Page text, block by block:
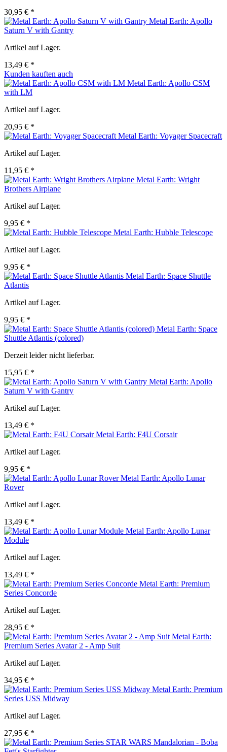
30,95 € *
Metal Earth: Apollo
Saturn V with Gantry
Artikel auf Lager.
13,49 € *
Kunden kauften auch
Metal Earth: Apollo CSM
with LM
Artikel auf Lager.
20,95 € *
Metal Earth: Voyager Spacecraft
Artikel auf Lager.
11,95 € *
Metal Earth: Wright
Brothers Airplane
Artikel auf Lager.
9,95 € *
Metal Earth: Hubble Telescope
Artikel auf Lager.
9,95 € *
Metal Earth: Space Shuttle
Atlantis
Artikel auf Lager.
9,95 € *
Metal Earth: Space
Shuttle Atlantis (colored)
Derzeit leider nicht lieferbar.
15,95 € *
Metal Earth: Apollo
Saturn V with Gantry
Artikel auf Lager.
13,49 € *
Metal Earth: F4U Corsair
Artikel auf Lager.
9,95 € *
Metal Earth: Apollo Lunar
Rover
Artikel auf Lager.
13,49 € *
Metal Earth: Apollo Lunar
Module
Artikel auf Lager.
13,49 € *
Metal Earth: Premium
Series Concorde
Artikel auf Lager.
28,95 € *
Metal Earth:
Premium Series Avatar 2 - Amp Suit
Artikel auf Lager.
34,95 € *
Metal Earth: Premium
Series USS Midway
Artikel auf Lager.
27,95 € *